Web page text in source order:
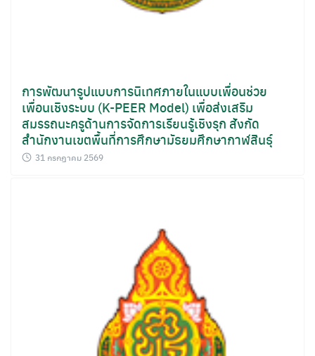
การพัฒนารูปแบบการนิเทศภายในแบบเพื่อนช่วย
เพื่อนเชิงระบบ (K-PEER Model) เพื่อส่งเสริม
สมรรถนะครูด้านการจัดการเรียนรู้เชิงรุก สังกัด
สำนักงานเขตพื้นที่การศึกษามัธยมศึกษากาฬสินธุ์
31 กรกฎาคม 2569